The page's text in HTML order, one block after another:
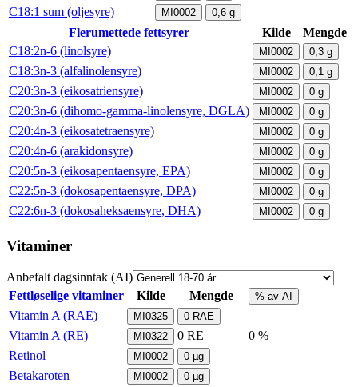
C18:1 sum (oljesyre) MI0002 0,6 g
Flerumettede fettsyrer Kilde
Mengde
C18:2n-6 (linolsyre)
MI0002 0,3 g
C18:3n-3 (alfalinolensyre) MI0002 0,1 g
C20:3n-3 (eikosatriensyre) MI0002 0 g
C20:3n-6 (dihomo-gamma-linolensyre, DGLA) MI0002 0 g
C20:4n-3 (eikosatetraensyre) MI0002 0 g
C20:4n-6 (arakidonsyre) MI0002 0 g
C20:5n-3 (eikosapentaensyre, EPA) MI0002 0 g
C22:5n-3 (dokosapentaensyre, DPA) MI0002 0 g
C22:6n-3 (dokosaheksaensyre, DHA) MI0002 0 g
Vitaminer
Anbefalt dagsinntak (AI)
Fettløselige vitaminer
Kilde Mengde % av AI
Vitamin A (RAE) MI0325 0 RAE
Vitamin A (RE) MI0322 0 RE
0 %
Retinol
MI0002 0 µg
Betakaroten MI0002 0 µg